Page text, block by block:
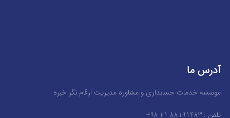
آدرس ما
موسسه خدمات حسابداری و مشاوره مدیریت ارقام نگر خبره
تلفن : 88191483 21 98+